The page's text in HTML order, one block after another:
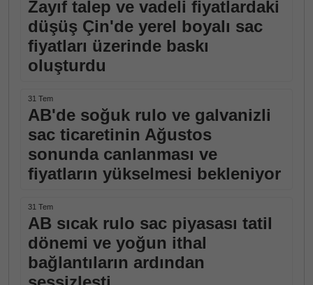
Zayıf talep ve vadeli fiyatlardaki
düşüş Çin'de yerel boyalı sac
fiyatları üzerinde baskı
oluşturdu
31 Tem
AB'de soğuk rulo ve galvanizli
sac ticaretinin Ağustos
sonunda canlanması ve
fiyatların yükselmesi bekleniyor
31 Tem
AB sıcak rulo sac piyasası tatil
dönemi ve yoğun ithal
bağlantıların ardından